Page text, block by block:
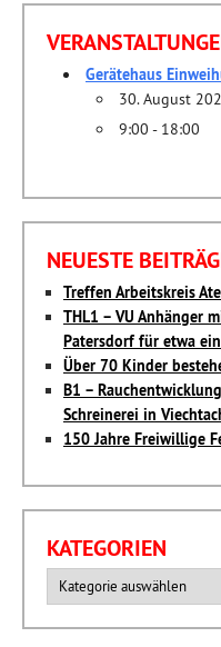
Gerätehaus
30. August
9:00 - 18:00
NEUESTE
Treffen Arbeitskreis
THL1 – VU Anhänger
Patersdorf für etwa
Über 70 Kinder
B1 –
Schreinerei in
150 Jahre Freiwillige
KATEGORIEN